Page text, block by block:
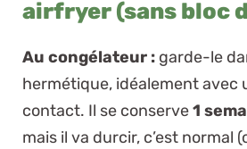
airfryer (sans bloc
Au congélateur : garde-le
hermétique, idéalement avec
contact. Il se conserve1
mais il va durcir, c’est normal